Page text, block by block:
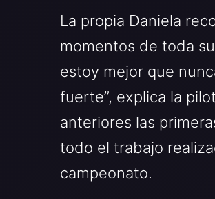
La propia Daniela
momentos de toda
estoy mejor que
fuerte”, explica la
anteriores las
todo el trabajo
campeonato.